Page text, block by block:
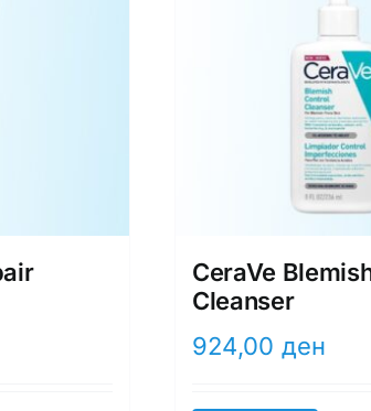
CeraVe
Cleanser
924,00 ден